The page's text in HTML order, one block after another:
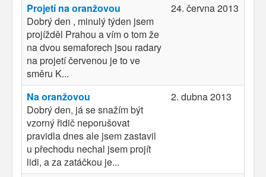
Projetí na oranžovou
Dobrý den , minulý týden jsem
projížděl Prahou a vím o tom že
na dvou semaforech jsou radary
na projetí červenou je to ve
směru K...
24. června 2013
Na oranžovou
Dobrý den, já se snažím být
vzorný řidič neporušovat
pravidla dnes ale jsem zastavil
u přechodu nechal jsem projít
lidi, a za zatáčkou je...
2. dubna 2013